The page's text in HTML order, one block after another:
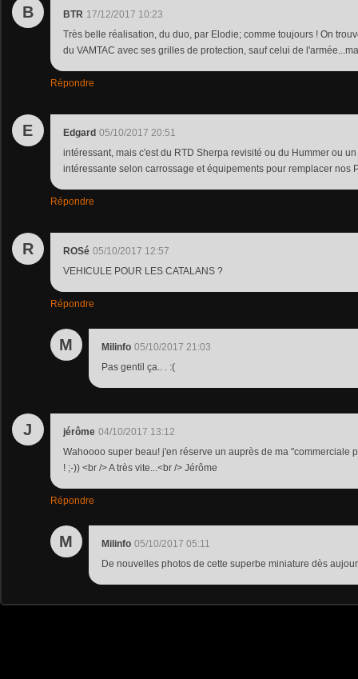
B BTR 17/12/2017 10:23
Très belle réalisation, du duo, par Elodie; comme toujours ! On
du VAMTAC avec ses grilles de protection, sauf celui de
Répondre
E Edgard 05/10/2017 20:51
intéressant, mais c'est du RTD Sherpa revisité ou du Hummer ou
intéressante selon carrossage et équipements pour remplacer nos
Répondre
R ROSé 05/10/2017 12:57
VEHICULE POUR LES CATALANS ?
Répondre
M Milinfo 05/10/2017 21:03
Pas gentil ça.. . :(
J jérôme 04/10/2017 13:12
Wahoooo super beau! j'en réserve un auprès de ma "commerciale
! ;-)) <br /> A très vite...<br /> Jérôme
Répondre
M Milinfo 05/10/2017 05:11
De nouvelles photos de cette superbe miniature dès